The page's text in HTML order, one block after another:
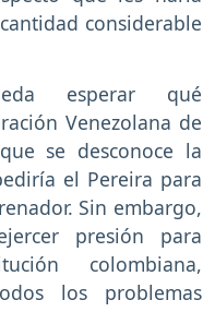
considerable
esperar qué
Venezolana de
se desconoce la
el Pereira para
Sin embargo,
presión para
colombiana,
los problemas